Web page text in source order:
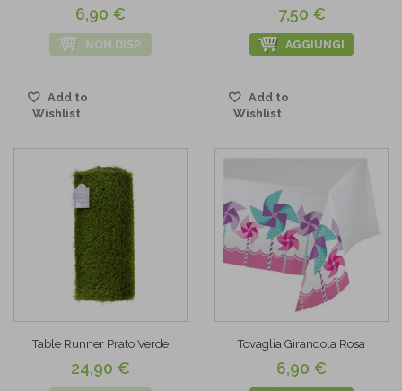
6,90 €
NON DISP.
Add to
Wishlist
7,50 €
AGGIUNGI
Add to
Wishlist
Table Runner Prato Verde
24,90 €
Tovaglia Girandola Rosa
6,90 €